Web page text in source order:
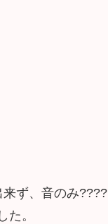
ず、音のみ????
。